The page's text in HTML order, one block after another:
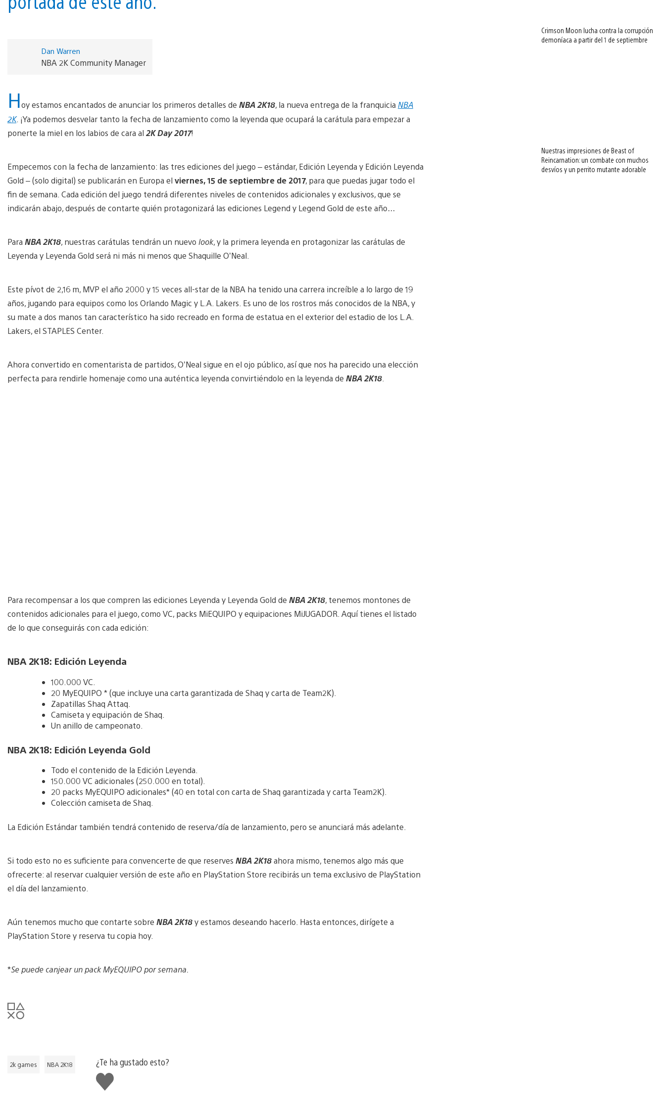
Dan Warren
NBA 2K Community Manager
Hoy estamos encantados de anunciar los primeros detalles de NBA 2K18, la nueva entrega de la franquicia NBA
2K. ¡Ya podemos desvelar tanto la fecha de lanzamiento como la leyenda que ocupará la carátula para empezar a
ponerte la miel en los labios de cara al 2K Day 2017!
Empecemos con la fecha de lanzamiento: las tres ediciones del juego – estándar, Edición Leyenda y Edición Leyenda
Gold – (solo digital) se publicarán en Europa el viernes, 15 de septiembre de 2017, para que puedas jugar todo el
fin de semana. Cada edición del juego tendrá diferentes niveles de contenidos adicionales y exclusivos, que se
indicarán abajo, después de contarte quién protagonizará las ediciones Legend y Legend Gold de este año…
Para NBA 2K18, nuestras carátulas tendrán un nuevo look, y la primera leyenda en protagonizar las carátulas de
Leyenda y Leyenda Gold será ni más ni menos que Shaquille O’Neal.
Este pívot de 2,16 m, MVP el año 2000 y 15 veces all-star de la NBA ha tenido una carrera increíble a lo largo de 19
años, jugando para equipos como los Orlando Magic y L.A. Lakers. Es uno de los rostros más conocidos de la NBA, y
su mate a dos manos tan característico ha sido recreado en forma de estatua en el exterior del estadio de los L.A.
Lakers, el STAPLES Center.
Ahora convertido en comentarista de partidos, O’Neal sigue en el ojo público, así que nos ha parecido una elección
perfecta para rendirle homenaje como una auténtica leyenda convirtiéndolo en la leyenda de NBA 2K18
Para recompensar a los que compren las ediciones Leyenda y Leyenda Gold de NBA 2K18, tenemos montones de
contenidos adicionales para el juego, como VC, packs MiEQUIPO y equipaciones MiJUGADOR. Aquí tienes el listado
de lo que conseguirás con cada edición:
NBA 2K18: Edición Leyenda
100.000 VC.
20 MyEQUIPO * (que incluye una carta garantizada de Shaq y carta de Team2K).
Zapatillas Shaq Attaq.
Camiseta y equipación de Shaq.
Un anillo de campeonato.
NBA 2K18: Edición Leyenda Gold
Todo el contenido de la Edición Leyenda.
150.000 VC adicionales (250.000 en total).
20 packs MyEQUIPO adicionales* (40 en total con carta de Shaq garantizada y carta Team2K).
Colección camiseta de Shaq.
La Edición Estándar también tendrá contenido de reserva/día de lanzamiento, pero se anunciará más adelante.
Si todo esto no es suficiente para convencerte de que reserves NBA 2K18ahora mismo, tenemos algo más que
ofrecerte: al reservar cualquier versión de este año en PlayStation Store recibirás un tema exclusivo de PlayStation
el día del lanzamiento.
Aún tenemos mucho que contarte sobre NBA 2K18y estamos deseando hacerlo. Hasta entonces, dirígete a
PlayStation Store y reserva tu copia hoy.
*Se puede canjear un pack MyEQUIPO por semana.
2k games NBA 2K18
¿Te ha gustado esto?
Me
gusta
Crimson Moon lucha contra la corrupción
demoníaca a partir del 1 de septiembre
Nuestras impresiones de Beast of
Reincarnation: un combate con muchos
desvíos y un perrito mutante adorable